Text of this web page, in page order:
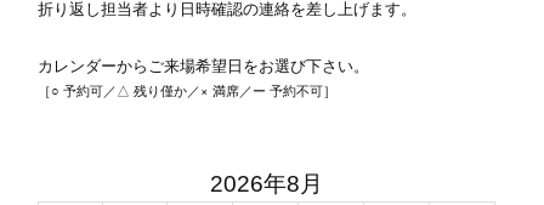
折り返し担当者より日時確認の連絡を差し上げます。
カレンダーからご来場希望日をお選び下さい。
［○ 予約可／△ 残り僅か／× 満席／ー 予約不可］
2026年8月